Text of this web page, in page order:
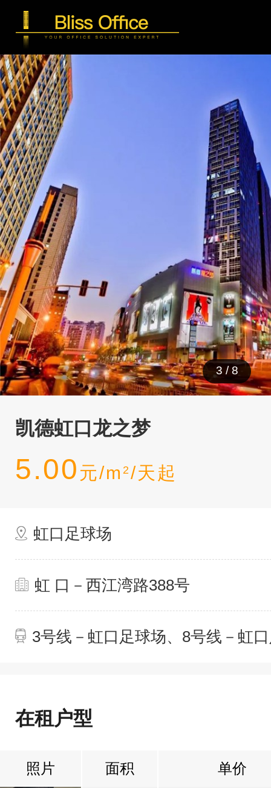
3 /8
凯德虹口龙之梦
5.00 元/m 2 /天起
虹口足球场
虹 口－西江湾路388号
3号线－虹口足球场、8号线－虹
在租户型
照片 面积 单价